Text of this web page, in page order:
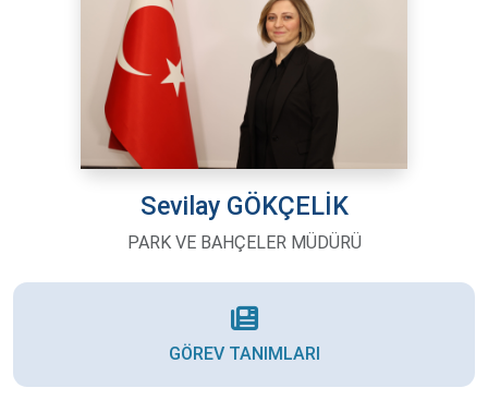
Sevilay GÖKÇELİK
PARK VE BAHÇELER MÜDÜRÜ
GÖREV TANIMLARI